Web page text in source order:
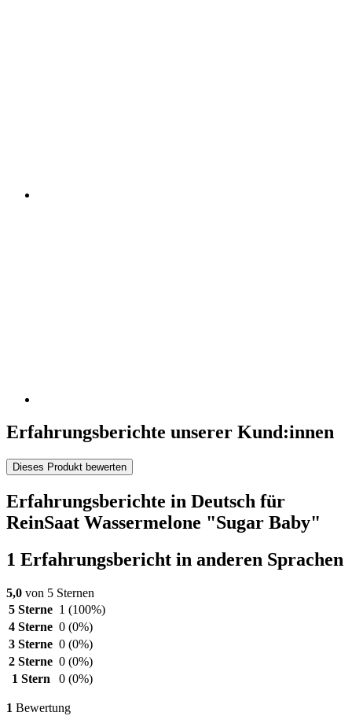
Erfahrungsberichte unserer Kund:innen
Dieses Produkt bewerten
Erfahrungsberichte in Deutsch für
ReinSaat Wassermelone "Sugar Baby"
1 Erfahrungsbericht in anderen Sprachen
5,0 von 5 Sternen
5 Sterne 1 (100%)
4 Sterne 0 (0%)
3 Sterne 0 (0%)
2 Sterne 0 (0%)
1 Stern
0 (0%)
1 Bewertung